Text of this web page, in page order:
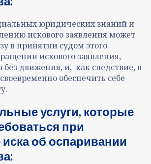
юридических знаний и
искового заявления может
в принятии судом этого
искового заявления,
без движения, и, как следствие, в
обеспечить себе
услуги, которые
при
иска об оспаривании
: